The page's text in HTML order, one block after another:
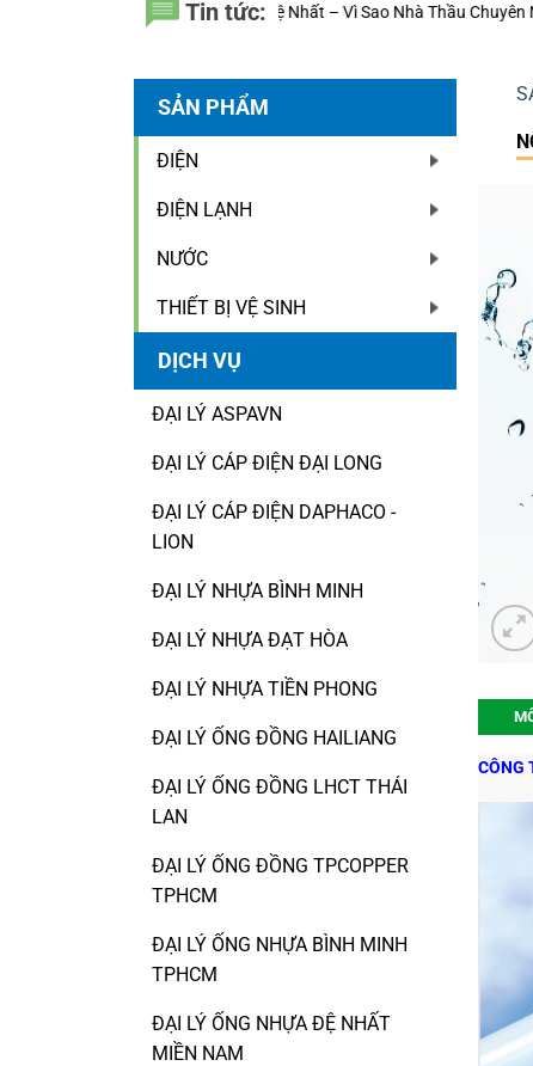
Tin tức:
Đệ Nhất – Vì Sao Nhà Thầu Chuyên Nghiệp Luôn Tính Đến 20 Năm Sử
SẢN PHẨM
ĐIỆN
ĐIỆN LẠNH
NƯỚC
THIẾT BỊ VỆ SINH
DỊCH VỤ
ĐẠI LÝ ASPAVN
ĐẠI LÝ CÁP ĐIỆN ĐẠI LONG
ĐẠI LÝ CÁP ĐIỆN DAPHACO -
LION
ĐẠI LÝ NHỰA BÌNH MINH
ĐẠI LÝ NHỰA ĐẠT HÒA
ĐẠI LÝ NHỰA TIỀN PHONG
ĐẠI LÝ ỐNG ĐỒNG HAILIANG
ĐẠI LÝ ỐNG ĐỒNG LHCT THÁI
LAN
ĐẠI LÝ ỐNG ĐỒNG TPCOPPER
TPHCM
ĐẠI LÝ ỐNG NHỰA BÌNH MINH
TPHCM
ĐẠI LÝ ỐNG NHỰA ĐỆ NHẤT
MIỀN NAM
CÔNG